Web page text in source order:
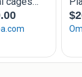
en levertijd
kijk op onze